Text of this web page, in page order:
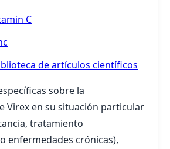
C
de artículos científicos
sobre la
Virex en su situación particular
tratamiento
enfermedades crónicas),